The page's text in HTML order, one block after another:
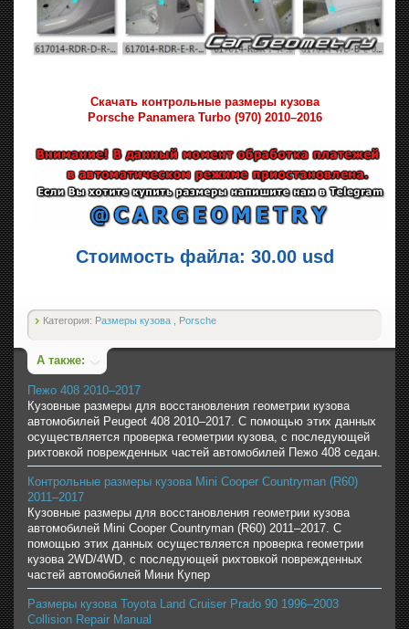
Скачать контрольные размеры кузова
Porsche Panamera Turbo (970) 2010–2016
Стоимость файла: 30.00 usd
Категория: Размеры кузова Porsche
А также:
Пежо 408 2010–2017
Кузовные размеры для восстановления геометрии кузова
автомобилей Peugeot 408 2010–2017. С помощью этих данных
осуществляется проверка геометрии кузова, с последующей
рихтовкой поврежденных частей автомобилей Пежо 408 седан.
Контрольные размеры кузова Mini Cooper Countryman (R60)
2011–2017
Кузовные размеры для восстановления геометрии кузова
автомобилей Mini Cooper Countryman (R60) 2011–2017. С
помощью этих данных осуществляется проверка геометрии
кузова 2WD/4WD, с последующей рихтовкой поврежденных
частей автомобилей Мини Купер
Размеры кузова Toyota Land Cruiser Prado 90 1996–2003
Collision Repair Manual